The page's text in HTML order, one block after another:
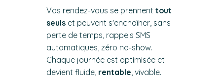
Vos rendez-vous se prennent tout
seuls et peuvent s'enchaîner, sans
perte de temps, rappels SMS
automatiques, zéro no-show.
Chaque journée est optimisée et
devient fluide, rentable, vivable.